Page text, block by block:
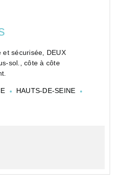
et sécurisée, DEUX
sol., côte à côte
HAUTS-DE-SEINE